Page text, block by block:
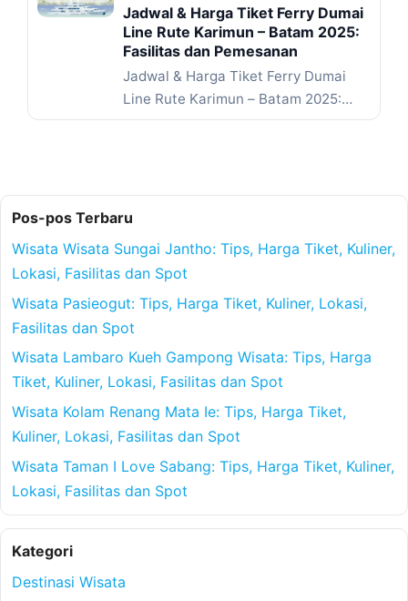
Jadwal & Harga Tiket Ferry Dumai
Line Rute Karimun – Batam 2025:
Fasilitas dan Pemesanan
Jadwal & Harga Tiket Ferry Dumai
Line Rute Karimun – Batam 2025:
Fasilitas dan Pemesanan ... Baca
Pos-pos Terbaru
Wisata Wisata Sungai Jantho: Tips, Harga Tiket, Kuliner,
Lokasi, Fasilitas dan Spot
Wisata Pasieogut: Tips, Harga Tiket, Kuliner, Lokasi,
Fasilitas dan Spot
Wisata Lambaro Kueh Gampong Wisata: Tips, Harga
Tiket, Kuliner, Lokasi, Fasilitas dan Spot
Wisata Kolam Renang Mata Ie: Tips, Harga Tiket,
Kuliner, Lokasi, Fasilitas dan Spot
Wisata Taman I Love Sabang: Tips, Harga Tiket, Kuliner,
Lokasi, Fasilitas dan Spot
Kategori
Destinasi Wisata